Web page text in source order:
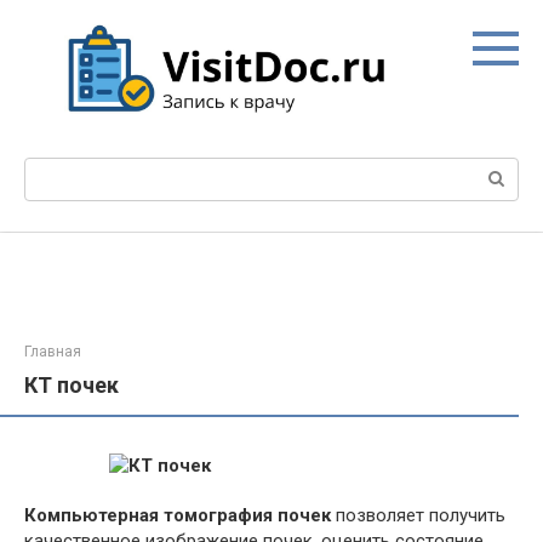
Поиск:
Главная
КТ почек
Компьютерная томография почекпозволяет получить